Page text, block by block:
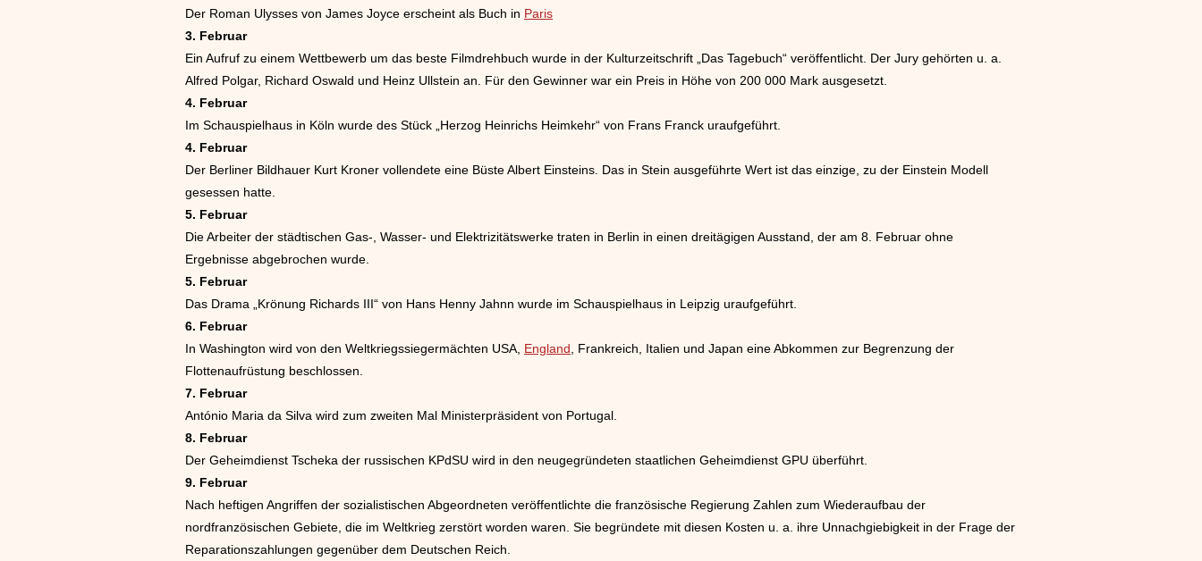
Der Roman Ulysses von James Joyce erscheint als Buch in Paris
3. Februar
Ein Aufruf zu einem Wettbewerb um das beste Filmdrehbuch wurde in der Kulturzeitschrift „Das Tagebuch“ veröffentlicht. Der Jury gehörten u. a.
Alfred Polgar, Richard Oswald und Heinz Ullstein an. Für den Gewinner war ein Preis in Höhe von 200 000 Mark ausgesetzt.
4. Februar
Im Schauspielhaus in Köln wurde des Stück „Herzog Heinrichs Heimkehr“ von Frans Franck uraufgeführt.
4. Februar
Der Berliner Bildhauer Kurt Kroner vollendete eine Büste Albert Einsteins. Das in Stein ausgeführte Wert ist das einzige, zu der Einstein Modell
gesessen hatte.
5. Februar
Die Arbeiter der städtischen Gas-, Wasser- und Elektrizitätswerke traten in Berlin in einen dreitägigen Ausstand, der am 8. Februar ohne
Ergebnisse abgebrochen wurde.
5. Februar
Das Drama „Krönung Richards III“ von Hans Henny Jahnn wurde im Schauspielhaus in Leipzig uraufgeführt.
6. Februar
In Washington wird von den Weltkriegssiegermächten USA, England, Frankreich, Italien und Japan eine Abkommen zur Begrenzung der
Flottenaufrüstung beschlossen.
7. Februar
António Maria da Silva wird zum zweiten Mal Ministerpräsident von Portugal.
8. Februar
Der Geheimdienst Tscheka der russischen KPdSU wird in den neugegründeten staatlichen Geheimdienst GPU überführt.
9. Februar
Nach heftigen Angriffen der sozialistischen Abgeordneten veröffentlichte die französische Regierung Zahlen zum Wiederaufbau der
nordfranzösischen Gebiete, die im Weltkrieg zerstört worden waren. Sie begründete mit diesen Kosten u. a. ihre Unnachgiebigkeit in der Frage der
Reparationszahlungen gegenüber dem Deutschen Reich.